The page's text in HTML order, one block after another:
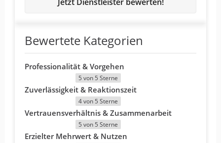
Bewertete Kategorien
Professionalität & Vorgehen
5 von 5 Sterne
Zuverlässigkeit & Reaktionszeit
4 von 5 Sterne
Vertrauensverhältnis & Zusammenarbeit
5 von 5 Sterne
Erzielter Mehrwert & Nutzen